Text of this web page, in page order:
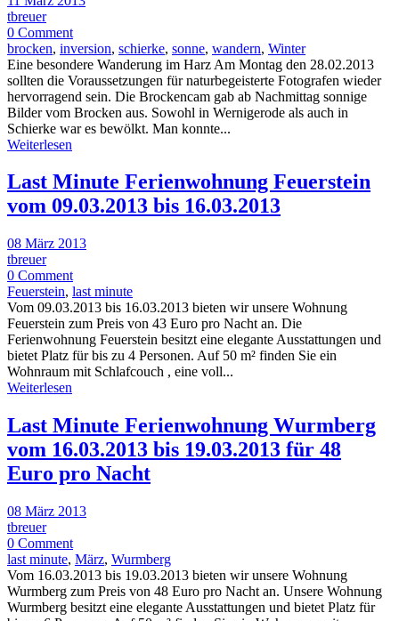
tbreuer
0 Comment
brocken, inversion, schierke, sonne, wandern, Winter
Eine besondere Wanderung im Harz Am Montag den 28.02.2013
sollten die Voraussetzungen für naturbegeisterte Fotografen wieder
hervorragend sein. Die Brockencam gab ab Nachmittag sonnige
Bilder vom Brocken aus. Sowohl in Wernigerode als auch in
Schierke war es bewölkt. Man konnte...
Weiterlesen
Last Minute Ferienwohnung Feuerstein
vom 09.03.2013 bis 16.03.2013
08 März 2013
tbreuer
0 Comment
Feuerstein, last minute
Vom 09.03.2013 bis 16.03.2013 bieten wir unsere Wohnung
Feuerstein zum Preis von 43 Euro pro Nacht an. Die
Ferienwohnung Feuerstein besitzt eine elegante Ausstattungen und
bietet Platz für bis zu 4 Personen. Auf 50 m² finden Sie ein
Wohnraum mit Schlafcouch , eine voll...
Weiterlesen
Last Minute Ferienwohnung Wurmberg
vom 16.03.2013 bis 19.03.2013 für 48
Euro pro Nacht
08 März 2013
tbreuer
0 Comment
last minute, März, Wurmberg
Vom 16.03.2013 bis 19.03.2013 bieten wir unsere Wohnung
Wurmberg zum Preis von 48 Euro pro Nacht an. Unsere Wohnung
Wurmberg besitzt eine elegante Ausstattungen und bietet Platz für